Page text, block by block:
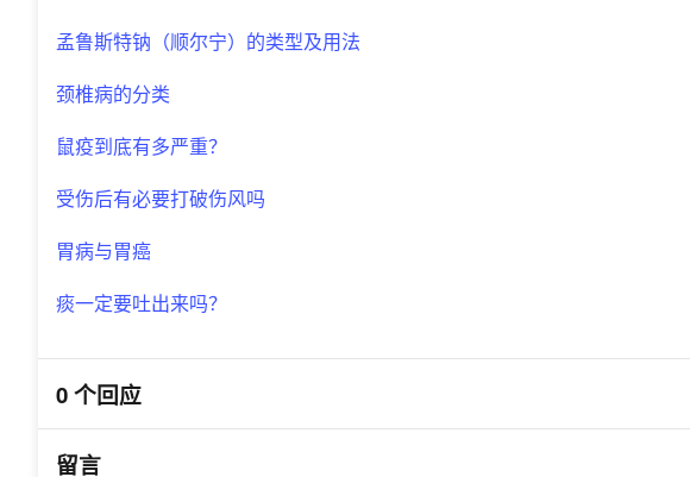
孟鲁斯特钠（顺尔宁）的类型及用法
颈椎病的分类
鼠疫到底有多严重？
受伤后有必要打破伤风吗
胃病与胃癌
痰一定要吐出来吗？
0 个回应
留言